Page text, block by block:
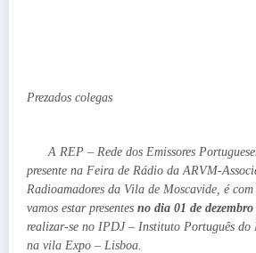
Prezados colegas
A REP – Rede dos Emissores
presente na Feira de Rádio da ARVM-
Radioamadores da Vila de Moscavide, é
vamos estar presentes no dia 01 de
realizar-se no IPDJ – Instituto Português do
na vila Expo – Lisboa.